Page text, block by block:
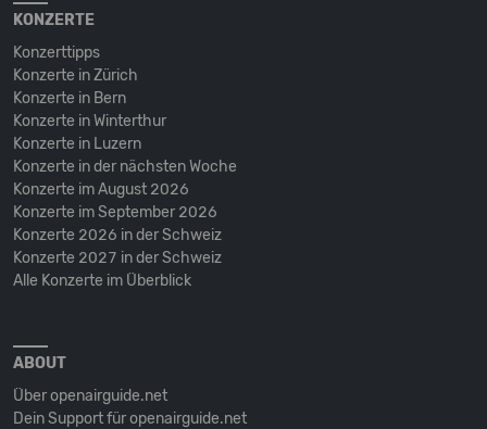
KONZERTE
Konzerttipps
Konzerte in Zürich
Konzerte in Bern
Konzerte in Winterthur
Konzerte in Luzern
Konzerte in der nächsten Woche
Konzerte im August 2026
Konzerte im September 2026
Konzerte 2026 in der Schweiz
Konzerte 2027 in der Schweiz
Alle Konzerte im Überblick
ABOUT
Über openairguide.net
Dein Support für openairguide.net